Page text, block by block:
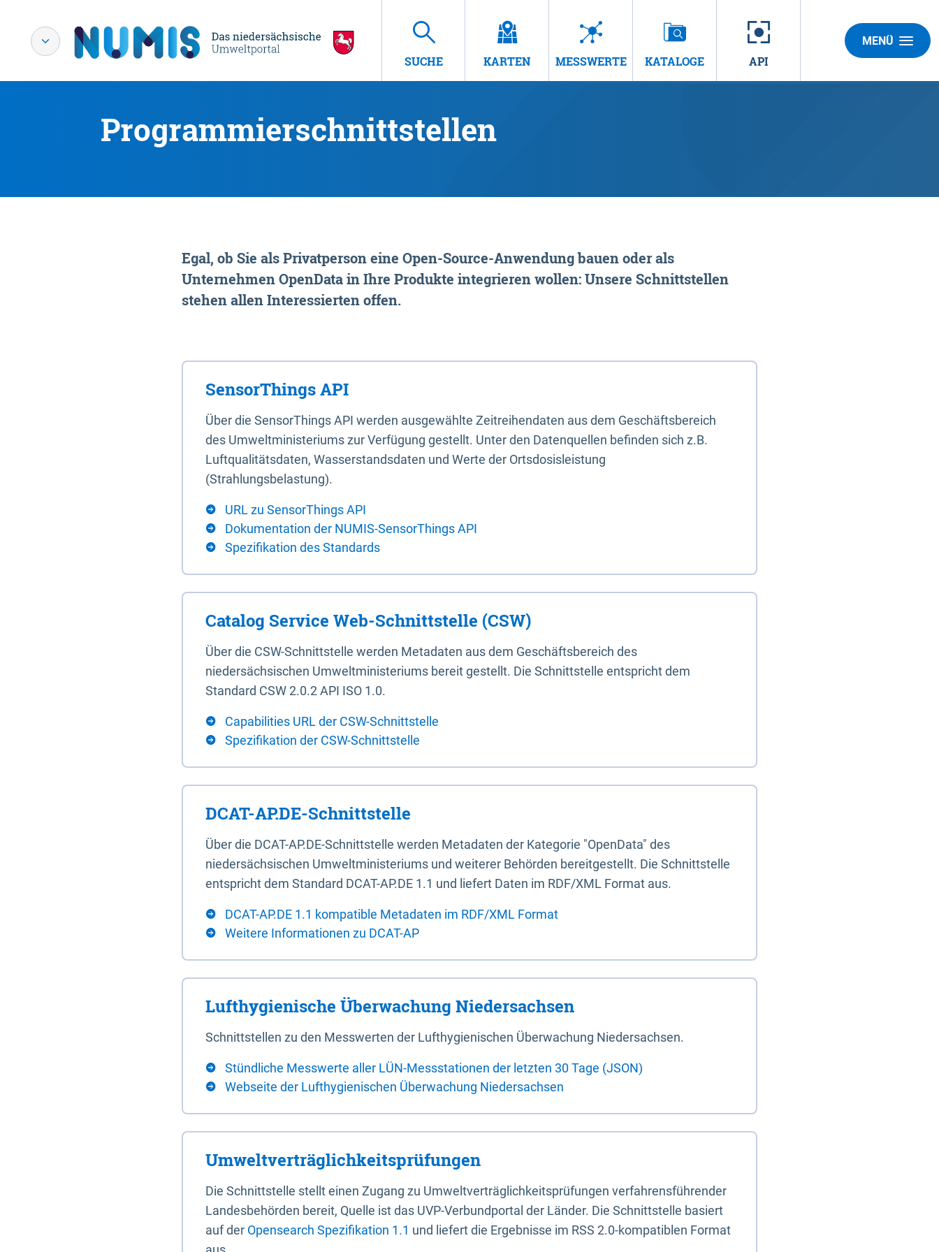
SUCHE KARTEN MESSWERTE KATALOGE API
MENÜ
Programmierschnittstellen
Egal, ob Sie als Privatperson eine Open-Source-Anwendung bauen oder als
Unternehmen OpenData in Ihre Produkte integrieren wollen: Unsere Schnittstellen
stehen allen Interessierten offen.
SensorThings API
Über die SensorThings API werden ausgewählte Zeitreihendaten aus dem Geschäftsbereich
des Umweltministeriums zur Verfügung gestellt. Unter den Datenquellen befinden sich z.B.
Luftqualitätsdaten, Wasserstandsdaten und Werte der Ortsdosisleistung
(Strahlungsbelastung).
URL zu SensorThings API
Dokumentation der NUMIS-SensorThings API
Spezifikation des Standards
Catalog Service Web-Schnittstelle (CSW)
Über die CSW-Schnittstelle werden Metadaten aus dem Geschäftsbereich des
niedersächsischen Umweltministeriums bereit gestellt. Die Schnittstelle entspricht dem
Standard CSW 2.0.2 API ISO 1.0.
Capabilities URL der CSW-Schnittstelle
Spezifikation der CSW-Schnittstelle
DCAT-AP.DE-Schnittstelle
Über die DCAT-AP.DE-Schnittstelle werden Metadaten der Kategorie "OpenData" des
niedersächsischen Umweltministeriums und weiterer Behörden bereitgestellt. Die Schnittstelle
entspricht dem Standard DCAT-AP.DE 1.1 und liefert Daten im RDF/XML Format aus.
DCAT-AP.DE 1.1 kompatible Metadaten im RDF/XML Format
Weitere Informationen zu DCAT-AP
Lufthygienische Überwachung Niedersachsen
Schnittstellen zu den Messwerten der Lufthygienischen Überwachung Niedersachsen.
Stündliche Messwerte aller LÜN-Messstationen der letzten 30 Tage (JSON)
Webseite der Lufthygienischen Überwachung Niedersachsen
Umweltverträglichkeitsprüfungen
Die Schnittstelle stellt einen Zugang zu Umweltverträglichkeitsprüfungen verfahrensführender
Landesbehörden bereit, Quelle ist das UVP-Verbundportal der Länder. Die Schnittstelle basiert
auf der Opensearch Spezifikation 1.1 und liefert die Ergebnisse im RSS 2.0-kompatiblen Format